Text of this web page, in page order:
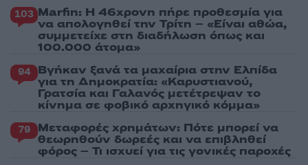
103 Marfin: Η 46χρονη πήρε προθεσμία για
να απολογηθεί την Τρίτη – «Είναι αθώα,
συμμετείχε στη διαδήλωση όπως και
100.000 άτομα»
94 Βγήκαν ξανά τα μαχαίρια στην Ελπίδα
για τη Δημοκρατία: «Καρυστιανού,
Γρατσία και Γαλανός μετέτρεψαν το
κίνημα σε φοβικό αρχηγικό κόμμα»
79 Μεταφορές χρημάτων: Πότε μπορεί να
θεωρηθούν δωρεές και να επιβληθεί
φόρος – Τι ισχυεί για τις γονικές παροχές